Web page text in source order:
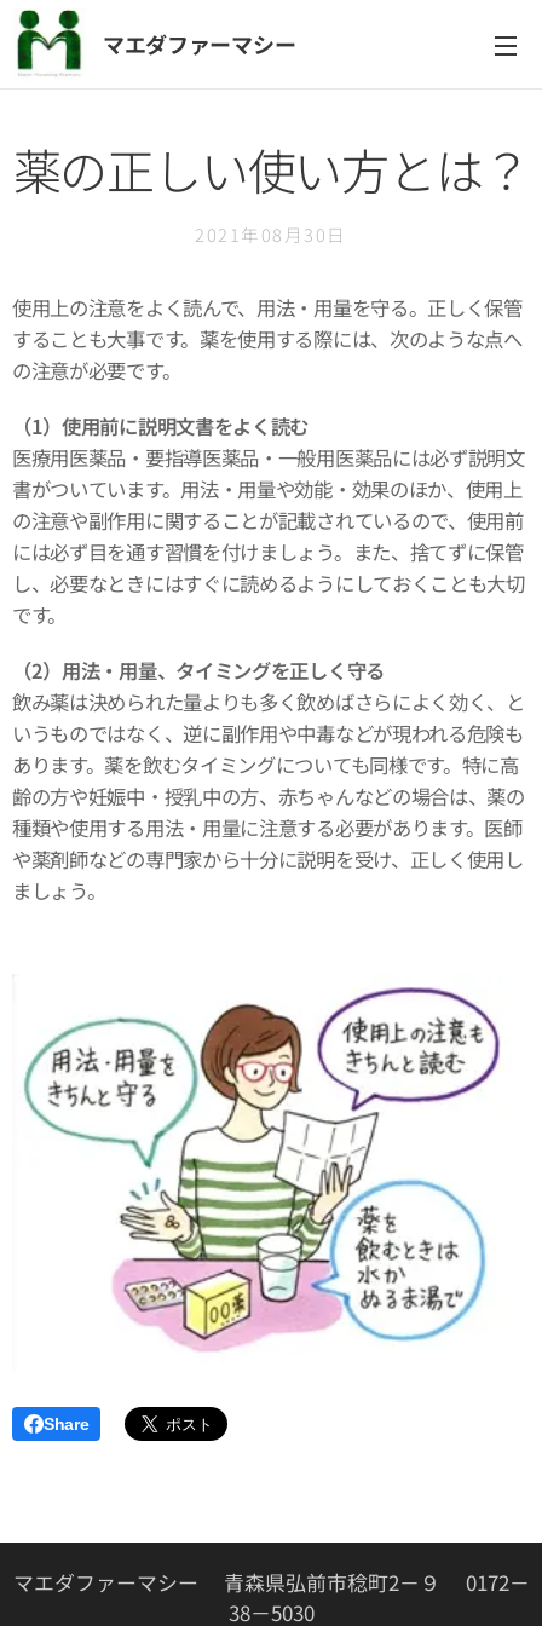
マエダファーマシー
薬の正しい使い方とは？
2021年08月30日
使用上の注意をよく読んで、用法・用量を守る。正しく保管
することも大事です。薬を使用する際には、次のような点へ
の注意が必要です。
（1）使用前に説明文書をよく読む
医療用医薬品・要指導医薬品・一般用医薬品には必ず説明文
書がついています。用法・用量や効能・効果のほか、使用上
の注意や副作用に関することが記載されているので、使用前
には必ず目を通す習慣を付けましょう。また、捨てずに保管
し、必要なときにはすぐに読めるようにしておくことも大切
です。
（2）用法・用量、タイミングを正しく守る
飲み薬は決められた量よりも多く飲めばさらによく効く、と
いうものではなく、逆に副作用や中毒などが現われる危険も
あります。薬を飲むタイミングについても同様です。特に高
齢の方や妊娠中・授乳中の方、赤ちゃんなどの場合は、薬の
種類や使用する用法・用量に注意する必要があります。医師
や薬剤師などの専門家から十分に説明を受け、正しく使用し
ましょう。
Share
マエダファーマシー 青森県弘前市稔町2－９ 0172－
38－5030